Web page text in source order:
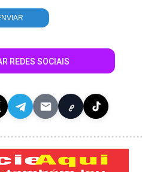
REDES SOCIAIS